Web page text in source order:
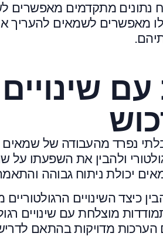
נתונים מתקדמים מאפשרים
מאפשרים לשמאים להעריך
שינויים
בלתי נפרד מהעבודה של
ולהבין את השפעתו
יכולת ניתוח גבוהה
כיצד השינויים
מוצלחת עם שינויים
הערכות מדויקות בהתאם